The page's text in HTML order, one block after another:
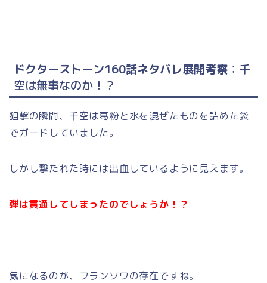
ドクターストーン160話ネタバレ展開考察 ：千
空は無事なのか！？
狙撃の瞬間、千空は葛粉と水を混ぜたものを詰めた袋
でガードしていました。
しかし撃たれた時には出血しているように見えます。
弾は貫通してしまったのでしょうか！？
気になるのが、フランソワの存在ですね。